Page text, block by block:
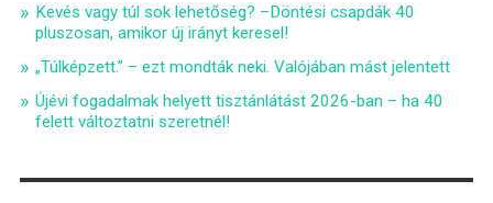
Kevés vagy túl sok lehetőség? –Döntési csapdák 40
pluszosan, amikor új irányt keresel!
„Túlképzett.” – ezt mondták neki. Valójában mást jelentett
Újévi fogadalmak helyett tisztánlátást 2026-ban – ha 40
felett változtatni szeretnél!